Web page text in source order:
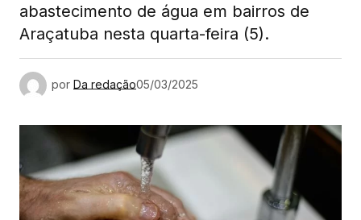
abastecimento de água em bairros de
Araçatuba nesta quarta-feira (5).
por Da redação05/03/2025